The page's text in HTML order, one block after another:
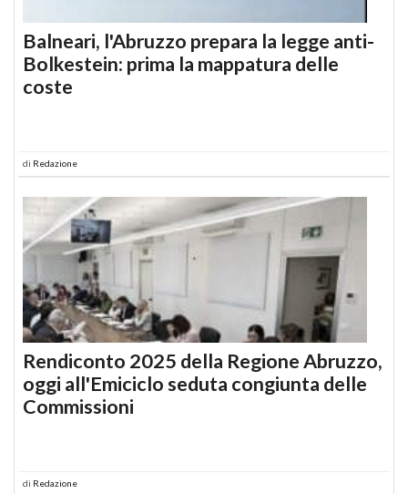
Balneari, l'Abruzzo prepara la legge anti-
Bolkestein: prima la mappatura delle
coste
di Redazione
Rendiconto 2025 della Regione Abruzzo,
oggi all'Emiciclo seduta congiunta delle
Commissioni
di Redazione